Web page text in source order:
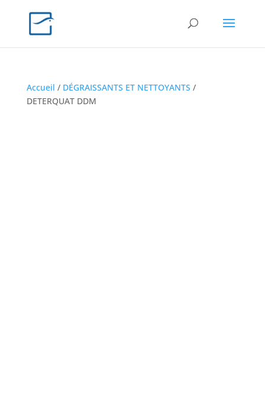
Accueil / DÉGRAISSANTS ET NETTOYANTS /
DETERQUAT DDM